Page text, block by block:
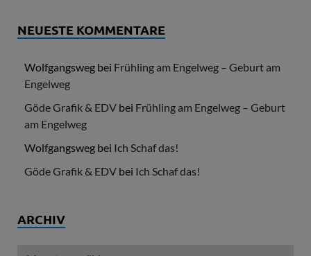
NEUESTE KOMMENTARE
Wolfgangsweg bei Frühling am Engelweg – Geburt am
Engelweg
Göde Grafik & EDV bei Frühling am Engelweg – Geburt
am Engelweg
Wolfgangsweg bei Ich Schaf das!
Göde Grafik & EDV bei Ich Schaf das!
ARCHIV